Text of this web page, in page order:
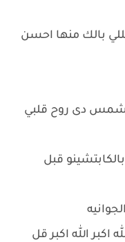
بالك منها احسن
شمس دى روح قلبي
قبل
اكبر الله اكبر قل